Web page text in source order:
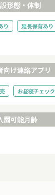
形態・体制
り 延長保育あり
向け連絡アプリ
お昼寝チェック
園可能月齢